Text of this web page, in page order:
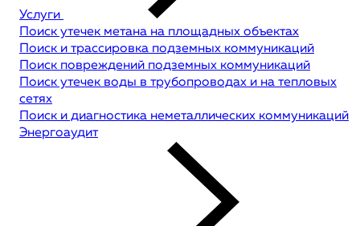
Услуги
Поиск утечек метана на площадных объектах
Поиск и трассировка подземных коммуникаций
Поиск повреждений подземных коммуникаций
Поиск утечек воды в трубопроводах и на тепловых
сетях
Поиск и диагностика неметаллических коммуникаций
Энергоаудит